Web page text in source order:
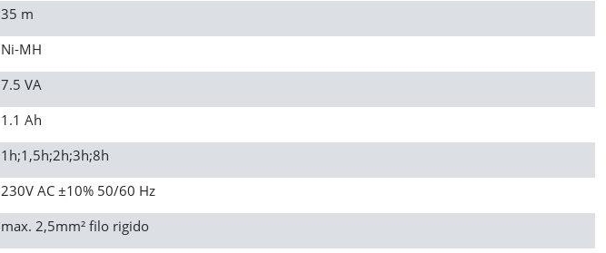
35 m
Ni-MH
7.5 VA
1.1 Ah
1h;1,5h;2h;3h;8h
230V AC ±10% 50/60 Hz
max. 2,5mm² filo rigido